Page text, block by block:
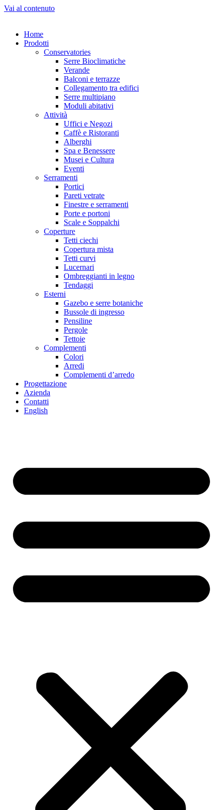
Vai al contenuto
Home
Prodotti
Conservatories
Serre Bioclimatiche
Verande
Balconi e terrazze
Collegamento tra edifici
Serre multipiano
Moduli abitativi
Attività
Uffici e Negozi
Caffè e Ristoranti
Alberghi
Spa e Benessere
Musei e Cultura
Eventi
Serramenti
Portici
Pareti vetrate
Finestre e serramenti
Porte e portoni
Scale e Soppalchi
Coperture
Tetti ciechi
Copertura mista
Tetti curvi
Lucernari
Ombreggianti in legno
Tendaggi
Esterni
Gazebo e serre botaniche
Bussole di ingresso
Pensiline
Pergole
Tettoie
Complementi
Colori
Arredi
Complementi d’arredo
Progettazione
Azienda
Contatti
English